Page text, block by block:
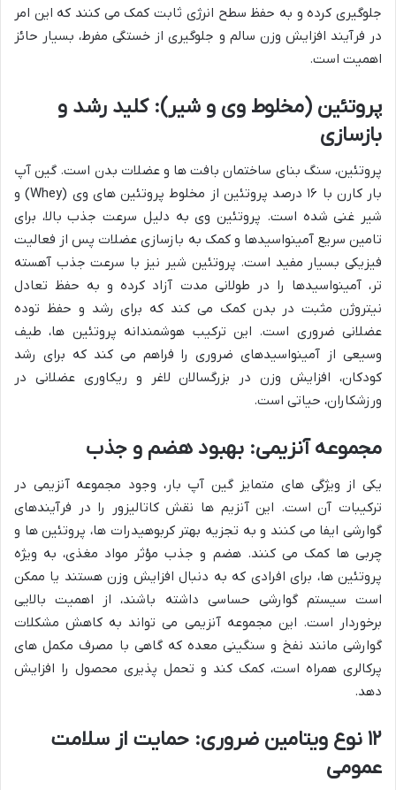
جلوگیری کرده و به حفظ سطح انرژی ثابت کمک می کنند که این امر
در فرآیند افزایش وزن سالم و جلوگیری از خستگی مفرط، بسیار حائز
اهمیت است.
پروتئین (مخلوط وی و شیر): کلید رشد و
بازسازی
پروتئین، سنگ بنای ساختمان بافت ها و عضلات بدن است. گین آپ
بار کارن با ۱۶ درصد پروتئین از مخلوط پروتئین های وی (Whey) و
شیر غنی شده است. پروتئین وی به دلیل سرعت جذب بالا، برای
تامین سریع آمینواسیدها و کمک به بازسازی عضلات پس از فعالیت
فیزیکی بسیار مفید است. پروتئین شیر نیز با سرعت جذب آهسته
تر، آمینواسیدها را در طولانی مدت آزاد کرده و به حفظ تعادل
نیتروژن مثبت در بدن کمک می کند که برای رشد و حفظ توده
عضلانی ضروری است. این ترکیب هوشمندانه پروتئین ها، طیف
وسیعی از آمینواسیدهای ضروری را فراهم می کند که برای رشد
کودکان، افزایش وزن در بزرگسالان لاغر و ریکاوری عضلانی در
ورزشکاران، حیاتی است.
مجموعه آنزیمی: بهبود هضم و جذب
یکی از ویژگی های متمایز گین آپ بار، وجود مجموعه آنزیمی در
ترکیبات آن است. این آنزیم ها نقش کاتالیزور را در فرآیندهای
گوارشی ایفا می کنند و به تجزیه بهتر کربوهیدرات ها، پروتئین ها و
چربی ها کمک می کنند. هضم و جذب مؤثر مواد مغذی، به ویژه
پروتئین ها، برای افرادی که به دنبال افزایش وزن هستند یا ممکن
است سیستم گوارشی حساسی داشته باشند، از اهمیت بالایی
برخوردار است. این مجموعه آنزیمی می تواند به کاهش مشکلات
گوارشی مانند نفخ و سنگینی معده که گاهی با مصرف مکمل های
پرکالری همراه است، کمک کند و تحمل پذیری محصول را افزایش
دهد.
۱۲ نوع ویتامین ضروری: حمایت از سلامت
عمومی